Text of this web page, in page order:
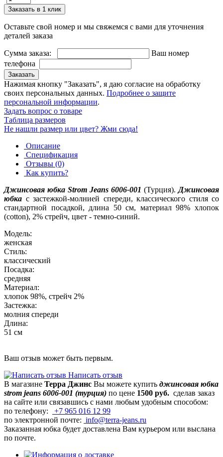
Заказать в 1 клик
Оставьте свой номер и мы свяжемся с вами для уточнения
деталей заказа
Сумма заказа:
Ваш номер
телефона
Заказать
Нажимая кнопку "Заказать", я даю согласие на обработку
своих персональных данных. Подробнее о защите
персональной информации.
Задать вопрос о товаре
Таблица размеров
Не нашли размер или цвет? Жми сюда!
Описание
Спецификация
Отзывы (0)
Как купить?
Джинсовая юбка Strom Jeans 6006-001 (Турция). Джинсовая
юбка с застежкой-молнией спереди, классического стиля со
стандартной посадкой, длина 50 см, материал 98% хлопок
(cotton), 2% стрейч, цвет - темно-синий.
Модель:
женская
Стиль:
классический
Посадка:
средняя
Материал:
хлопок 98%, стрейч 2%
Застежка:
молния спереди
Длина:
51 см
Ваш отзыв может быть первым.
Написать отзыв
В магазине Терра Джинс Вы можете купить джинсовая юбка
strom jeans 6006-001 (турция) по цене 1500 руб. сделав заказ
на сайте или связавшись с нами любым удобным способом:
по телефону:
+7 965 016 12 99
по электронной почте: info@terra-jeans.ru
Заказанная юбка будет доставлена Вам курьером или выслана
по почте.